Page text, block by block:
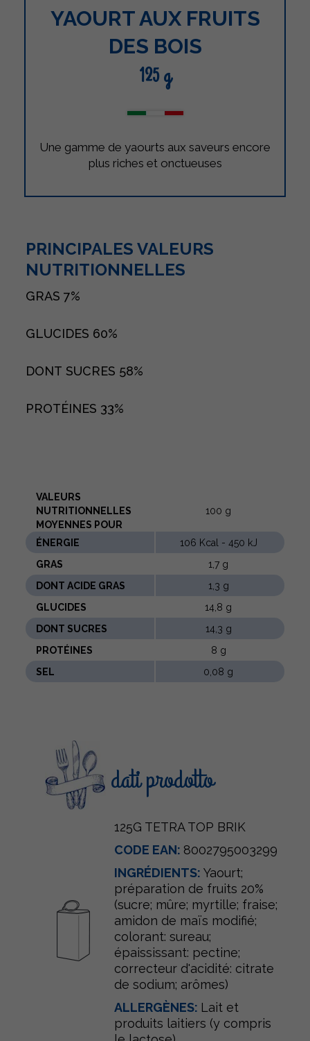
YAOURT AUX FRUITS
DES BOIS
125 g
Une gamme de yaourts aux saveurs encore
plus riches et onctueuses
PRINCIPALES VALEURS
NUTRITIONNELLES
GRAS 7%
GLUCIDES 60%
DONT SUCRES 58%
PROTÉINES 33%
VALEURS
NUTRITIONNELLES
MOYENNES POUR
100 g
ÉNERGIE
106 Kcal - 450 kJ
GRAS
1,7 g
DONT ACIDE GRAS
1,3 g
GLUCIDES
14,8 g
DONT SUCRES
14,3 g
PROTÉINES
8 g
SEL
0,08 g
dati prodotto
125G TETRA TOP BRIK
CODE EAN: 8002795003299
INGRÉDIENTS: Yaourt;
préparation de fruits 20%
(sucre; mûre; myrtille; fraise;
amidon de maïs modifié;
colorant: sureau;
épaississant: pectine;
correcteur d'acidité: citrate
de sodium; arômes)
ALLERGÈNES: Lait et
produits laitiers (y compris